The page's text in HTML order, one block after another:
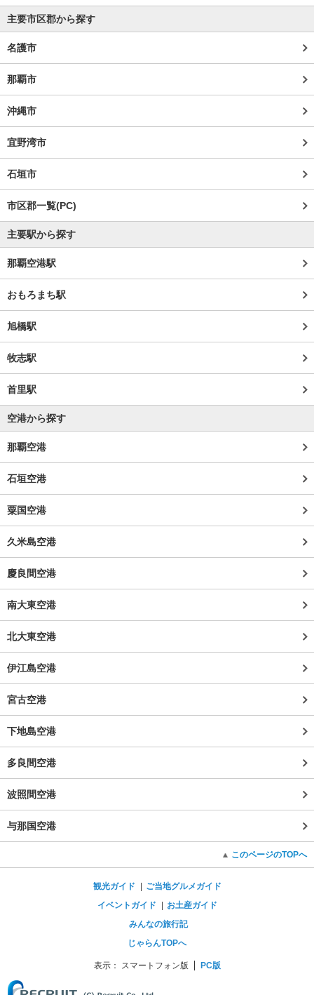
主要市区郡から探す
名護市
那覇市
沖縄市
宜野湾市
石垣市
市区郡一覧(PC)
主要駅から探す
那覇空港駅
おもろまち駅
旭橋駅
牧志駅
首里駅
空港から探す
那覇空港
石垣空港
粟国空港
久米島空港
慶良間空港
南大東空港
北大東空港
伊江島空港
宮古空港
下地島空港
多良間空港
波照間空港
与那国空港
このページのTOPへ
観光ガイド
ご当地グルメガイド
イベントガイド
お土産ガイド
みんなの旅行記
じゃらんTOPへ
表示： スマートフォン版 PC版